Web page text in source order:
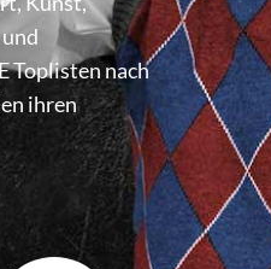
Toplisten nach
ihren